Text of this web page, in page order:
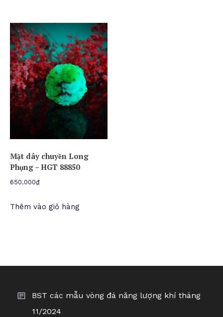
Mặt dây chuyền Long
Phụng – HGT 88850
650.000₫
Thêm vào giỏ hàng
BST các mẫu vòng đá năng lượng khí tháng
11/2024